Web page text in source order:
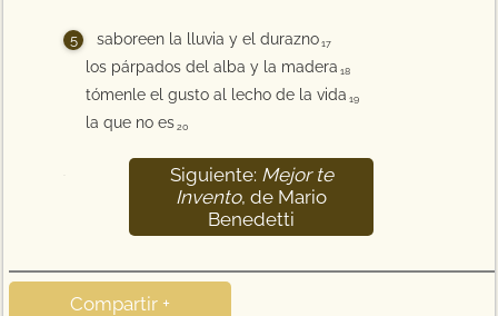
saboreen la lluvia y el durazno 17
los párpados del alba y la madera 18
tómenle el gusto al lecho de la vida 19
la que no es 20
Siguiente: Mejor te
Invento, de Mario
Benedetti
Compartir +